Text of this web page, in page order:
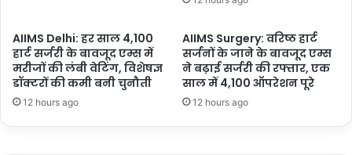
AIIMS Delhi: हर साल 4,100
हार्ट सर्जरी के बावजूद एम्स में
मरीजों की लंबी वेटिंग, विशेषज्ञ
डॉक्टरों की कमी बनी चुनौती
12 hours ago
AIIMS Surgery: वरिष्ठ हार्ट
सर्जनों के जाने के बावजूद एम्स
ने बढ़ाई सर्जरी की रफ्तार, एक
साल में 4,100 ऑपरेशन पूरे
12 hours ago